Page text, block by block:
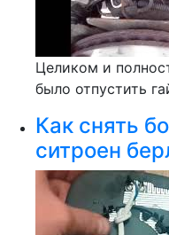
Целиком и
было отпустить
Как снять
ситроен